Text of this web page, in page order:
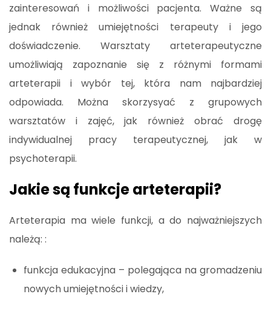
zainteresowań i możliwości pacjenta. Ważne są
jednak również umiejętności terapeuty i jego
doświadczenie. Warsztaty arteterapeutyczne
umożliwiają zapoznanie się z różnymi formami
arteterapii i wybór tej, która nam najbardziej
odpowiada. Można skorzysyać z grupowych
warsztatów i zajęć, jak również obrać drogę
indywidualnej pracy terapeutycznej, jak w
psychoterapii.
Jakie są funkcje arteterapii?
Arteterapia ma wiele funkcji, a do najważniejszych
należą: :
funkcja edukacyjna – polegająca na gromadzeniu
nowych umiejętności i wiedzy,